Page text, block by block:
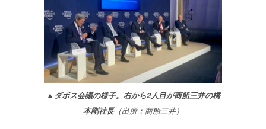
▲ダボス会議の様子。右から2人目が商船三井の橋
本剛社長（出所：商船三井）